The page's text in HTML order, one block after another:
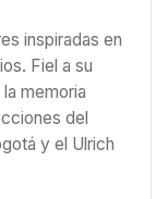
inspiradas en
Fiel a su
memoria
del
y el Ulrich